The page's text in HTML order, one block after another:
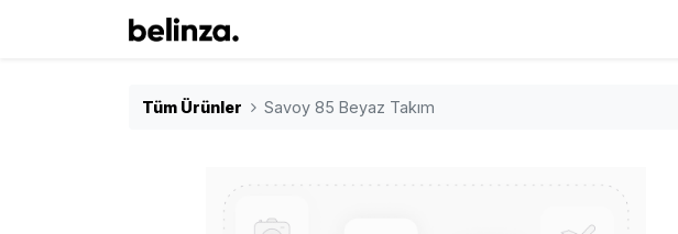
Tüm Ürünler Savoy 85 Beyaz Takım